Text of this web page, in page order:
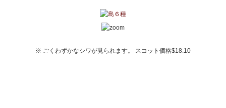
※ ごくわずかなシワが見られます。 スコット価格$18.10